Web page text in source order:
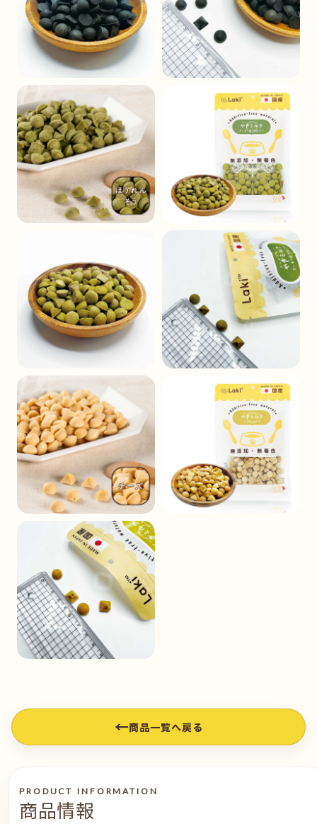
←商品一覧へ戻る
PRODUCT INFORMATION
商品情報